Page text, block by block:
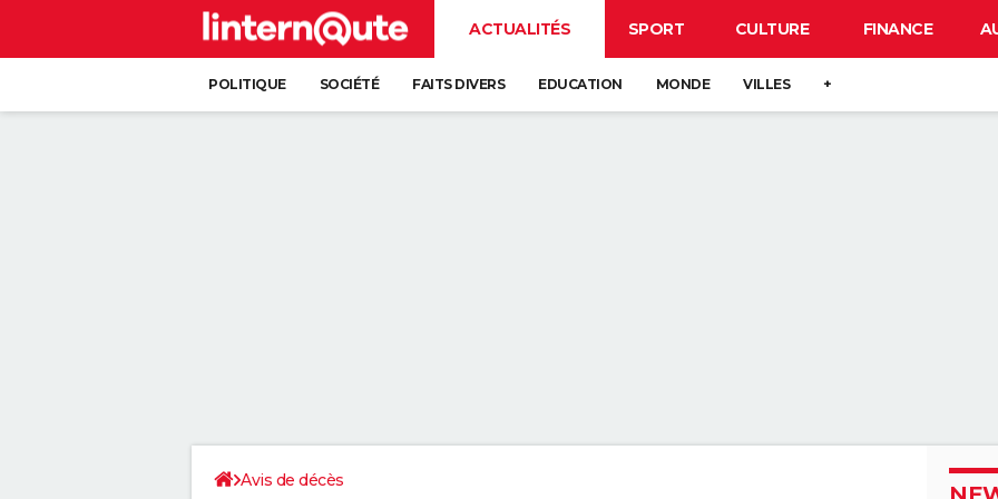
ACTUALITÉS SPORT CULTURE FINANCE
POLITIQUE SOCIÉTÉ FAITS DIVERS EDUCATION MONDE VILLES +
Avis de décès